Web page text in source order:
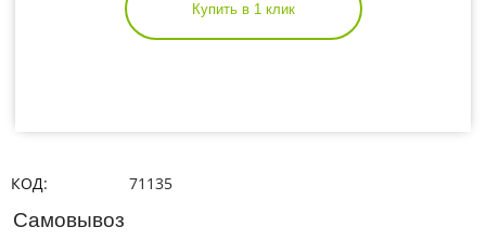
Купить в 1 клик
КОД: 71135
Самовывоз